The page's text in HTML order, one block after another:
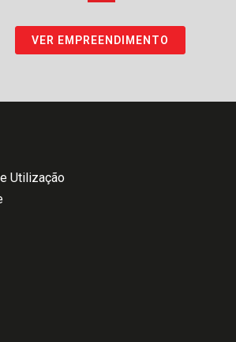
VER EMPREENDIMENTO
Utilização